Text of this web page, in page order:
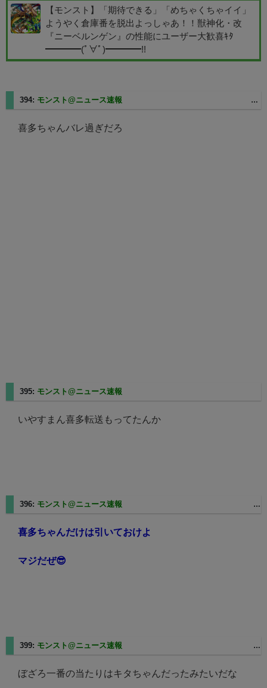
【モンスト】「期待できる」「めちゃくちゃイイ」
ようやく倉庫番を脱出よっしゃあ！！獣神化・改
『ニーベルンゲン』の性能にユーザー大歓喜ｷﾀ
━━━━(ﾟ∀ﾟ)━━━━!!
394: モンスト@ニュース速報
喜多ちゃんバレ過ぎだろ
395: モンスト@ニュース速報
いやすまん喜多転送もってたんか
396: モンスト@ニュース速報
喜多ちゃんだけは引いておけよ
マジだぜ😎
399: モンスト@ニュース速報
ぼざろ一番の当たりはキタちゃんだったみたいだな